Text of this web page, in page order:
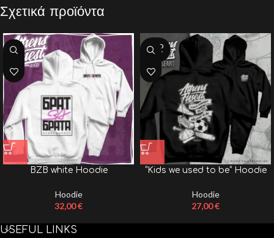
Σχετικά προϊόντα
BZB white Hoodie
Hoodie
32,00€
SOLD
OUT
”Kids we used to be” Hoodie
Hoodie
27,00€
USEFUL LINKS